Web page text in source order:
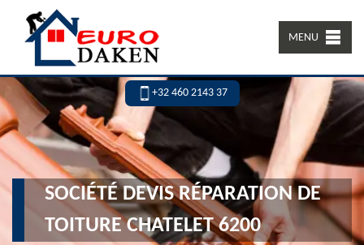
MENU
+32 460 2143 37
SOCIÉTÉ DEVIS RÉPARATION DE
TOITURE CHATELET 6200